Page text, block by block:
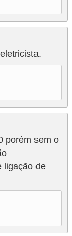
porém sem o
ligação de